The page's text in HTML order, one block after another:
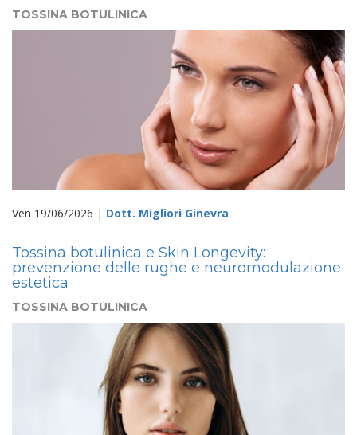
TOSSINA BOTULINICA
Ven 19/06/2026 | Dott. Migliori Ginevra
Tossina botulinica e Skin Longevity:
prevenzione delle rughe e neuromodulazione
estetica
TOSSINA BOTULINICA